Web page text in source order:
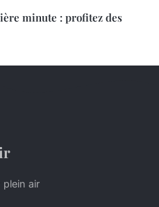
minute : profitez des
plein air